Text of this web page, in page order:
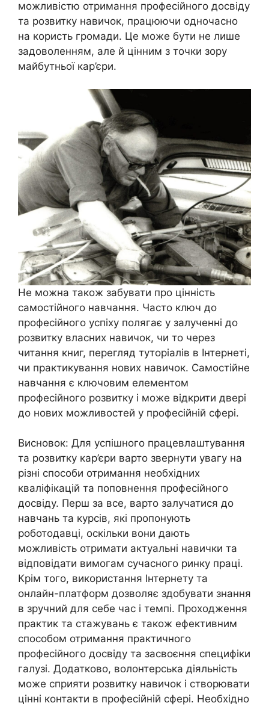
можливістю отримання професійного досвіду
та розвитку навичок, працюючи одночасно
на користь громади. Це може бути не лише
задоволенням, але й цінним з точки зору
майбутньої кар’єри.
Не можна також забувати про цінність
самостійного навчання. Часто ключ до
професійного успіху полягає у залученні до
розвитку власних навичок, чи то через
читання книг, перегляд туторіалів в Інтернеті,
чи практикування нових навичок. Самостійне
навчання є ключовим елементом
професійного розвитку і може відкрити двері
до нових можливостей у професійній сфері.
Висновок: Для успішного працевлаштування
та розвитку кар’єри варто звернути увагу на
різні способи отримання необхідних
кваліфікацій та поповнення професійного
досвіду. Перш за все, варто залучатися до
навчань та курсів, які пропонують
роботодавці, оскільки вони дають
можливість отримати актуальні навички та
відповідати вимогам сучасного ринку праці.
Крім того, використання Інтернету та
онлайн-платформ дозволяє здобувати знання
в зручний для себе час і темпі. Проходження
практик та стажувань є також ефективним
способом отримання практичного
професійного досвіду та засвоєння специфіки
галузі. Додатково, волонтерська діяльність
може сприяти розвитку навичок і створювати
цінні контакти в професійній сфері. Необхідно